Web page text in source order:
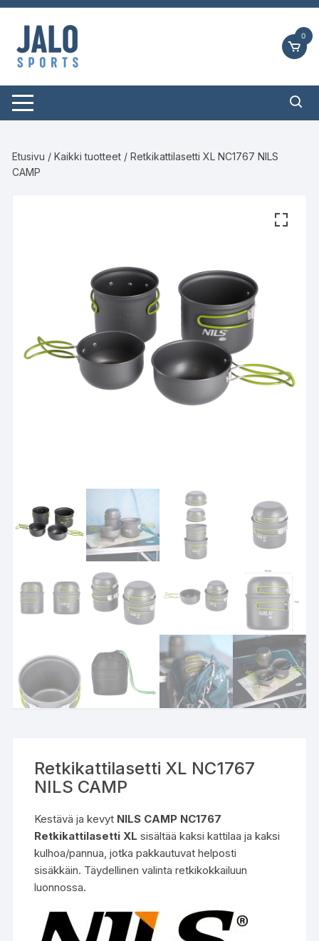
Siirry
suoraan
sisältöön
0
Etusivu /Kaikki tuotteet / Retkikattilasetti XL NC1767 NILS
CAMP
Retkikattilasetti XL NC1767
NILS CAMP
Kestävä ja kevyt NILS CAMP NC1767
Retkikattilasetti XL sisältää kaksi kattilaa ja kaksi
kulhoa/pannua, jotka pakkautuvat helposti
sisäkkäin. Täydellinen valinta retkikokkailuun
luonnossa.